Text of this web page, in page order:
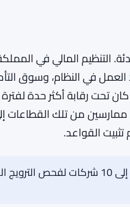
المصممة مع الشركات
هذا هو السبب
بمجرد انتهاء عملية
التنظيم المالي في